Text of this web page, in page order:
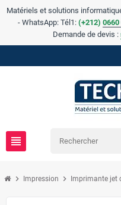
Matériels et solutions
- WhatsApp: Tél1: (+212) 0660
Demande de devis :
view_headline
chevron_right Impression chevron_right Imprimante jet